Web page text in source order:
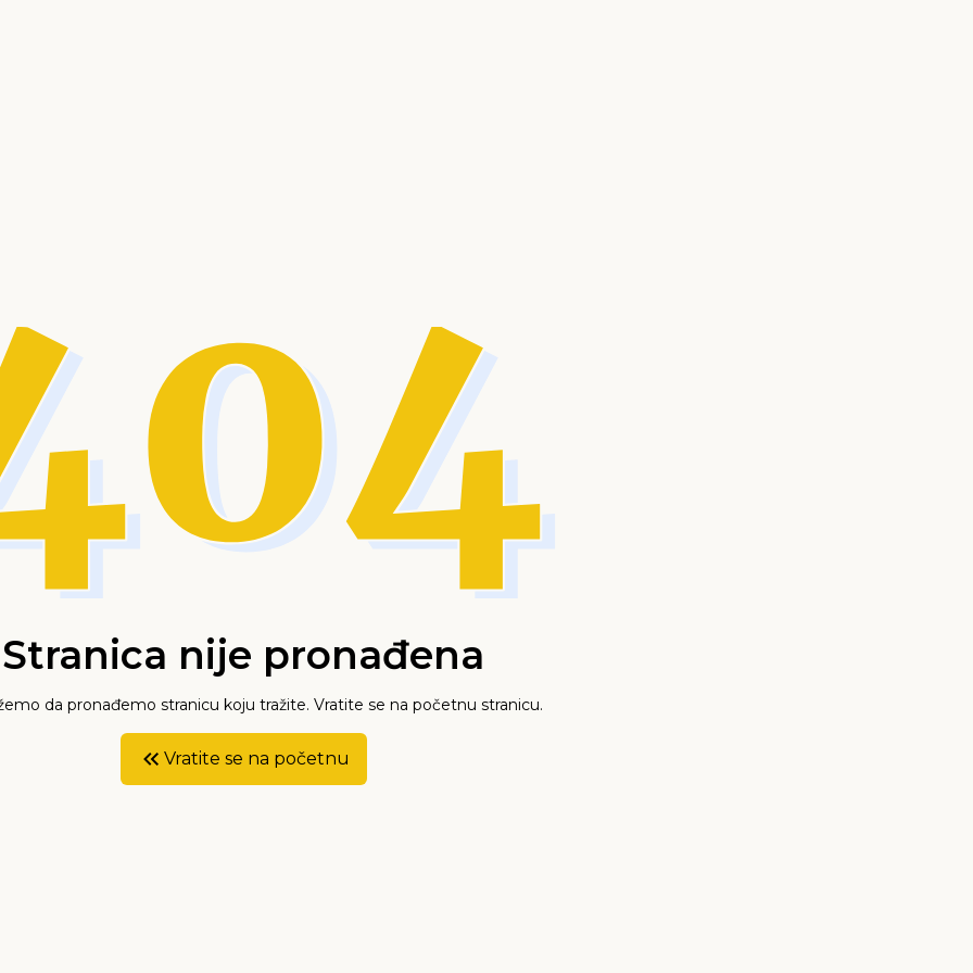
Stranica nije pronađena
da pronađemo stranicu koju tražite. Vratite se na početnu stranicu.
Vratite se na početnu